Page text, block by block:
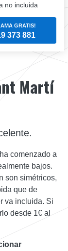
no incluida
GRATIS!
373 881
Martí
comenzado a
bajos.
son simétricos,
que de
va incluida. Si
desde 1€ al